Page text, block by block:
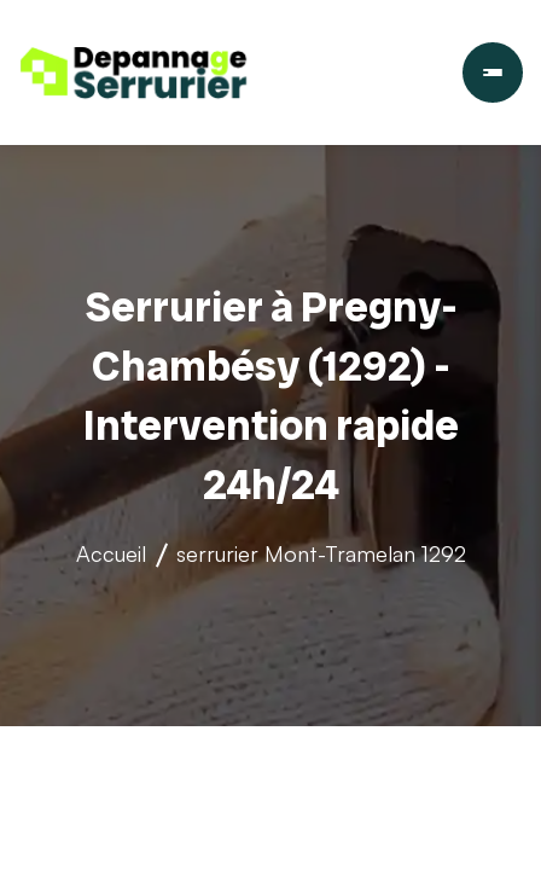
Serrurier à Pregny-
Chambésy (1292) -
Intervention rapide
24h/24
Accueil serrurier Mont-Tramelan 1292